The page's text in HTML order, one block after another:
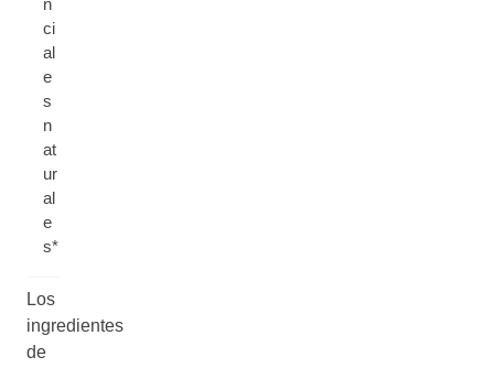
n
ci
al
e
s
n
at
ur
al
e
s*
Los
ingredientes
de